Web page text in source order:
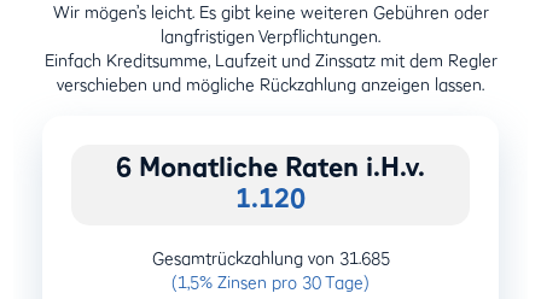
Wir mögen’s leicht. Es gibt keine weiteren Gebühren oder
langfristigen Verpflichtungen.
Einfach Kreditsumme, Laufzeit und Zinssatz mit dem Regler
verschieben und mögliche Rückzahlung anzeigen lassen.
6 Monatliche Raten i.H.v.
1.120
Gesamtrückzahlung von 31.685
(1,5% Zinsen pro 30 Tage)